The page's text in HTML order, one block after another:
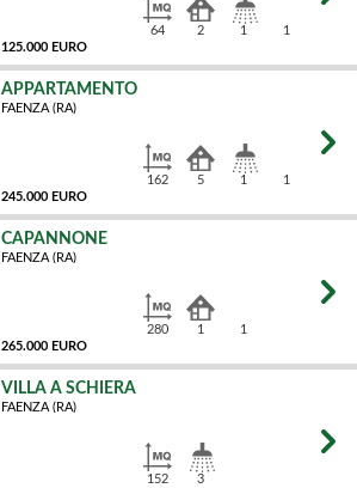
125.000 EURO
64 2 1 1
APPARTAMENTO
FAENZA (RA)
245.000 EURO
162 5 1 1
CAPANNONE
FAENZA (RA)
265.000 EURO
280 1 1
VILLA A SCHIERA
FAENZA (RA)
152 3